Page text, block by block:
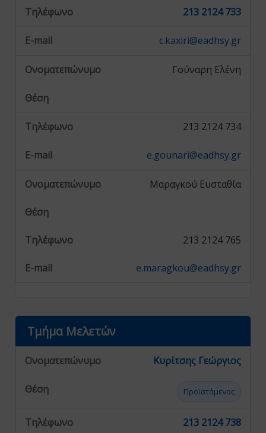
213 2124 733
c.kaxiri@eadhsy.gr
Γούναρη Ελένη
213 2124 734
e.gounari@eadhsy.gr
Μαραγκού Ευσταθία
213 2124 765
e.maragkou@eadhsy.gr
Τμήμα Μελετών
Κυρίτσης Γεώργιος
Προϊστάμενος
213 2124 738